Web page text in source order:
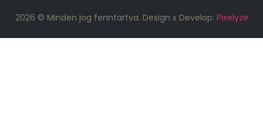
2026 © Minden jog fenntartva. Design x Develop: Pixelyze